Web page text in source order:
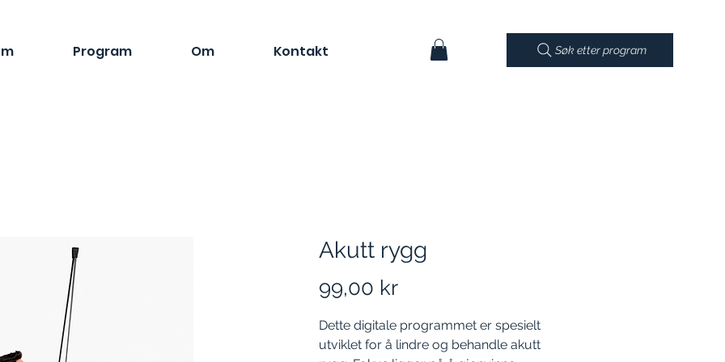
Program Om Kontakt Søk etter program
Akutt rygg
99,00 krPris
Dette digitale programmet er spesielt
utviklet for å lindre og behandle akutt